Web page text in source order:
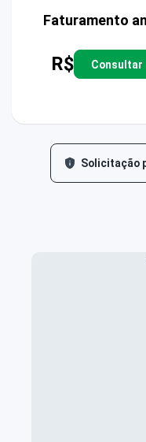
Faturamento
R$ Consultar
Solicitação